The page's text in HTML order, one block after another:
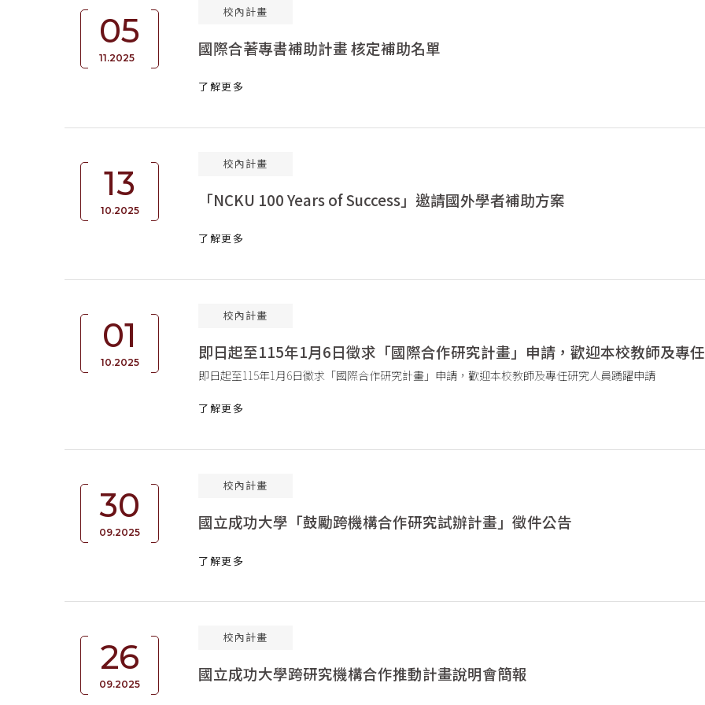
05
11.2025
校內計畫
國際合著專書補助計畫 核定補助名單
了解更多
13
10.2025
校內計畫
「NCKU 100 Years of Success」邀請國外學者補助方案
了解更多
01
10.2025
校內計畫
即日起至115年1月6日徵求「國際合作研究計畫」申請，歡迎本校教師及專
即日起至115年1月6日徵求「國際合作研究計畫」申請，歡迎本校教師及專任研究人員踴躍申請
了解更多
30
09.2025
校內計畫
國立成功大學「鼓勵跨機構合作研究試辦計畫」徵件公告
了解更多
26
09.2025
校內計畫
國立成功大學跨研究機構合作推動計畫說明會簡報